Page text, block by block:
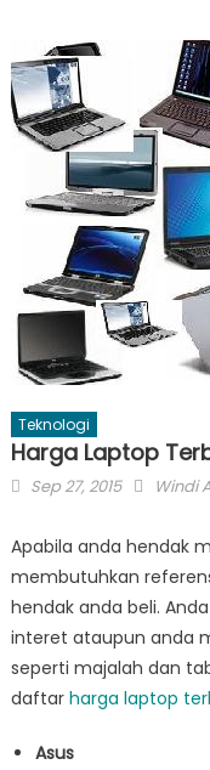
Teknologi
Harga Laptop
Posted
Sep 27, 2015 Author
Windi
Apabila anda hendak
membutuhkan
hendak anda beli.
interet ataupun anda
seperti majalah dan
daftar harga laptop
Asus